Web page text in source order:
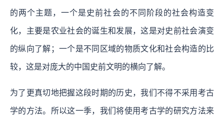
的两个主题，一个是史前社会的不同阶段的社会构造变
化，主要是农业社会的诞生和发展，这是对史前社会演变
的纵向了解；一个是不同区域的物质文化和社会构造的比
较，这是对庞大的中国史前文明的横向了解。
为了更真切地把握这段时期的历史，我们不得不采用考古
学的方法。所以这一季，我们将使用考古学的研究方法来